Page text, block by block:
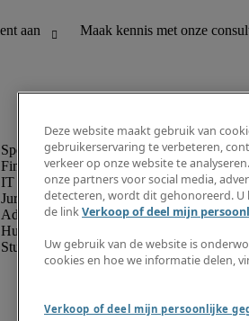
Finance en boekhouding
IT en digital
Juridisch
Administratie en office support
Human resources
Student
Deze website maakt gebruik van
gebruikerservaring te verbeteren,
verkeer op onze website te
onze partners voor social media,
detecteren, wordt dit gehonoreerd. U
de linkVerkoop of deel mijn
Uw gebruik van de website is
cookies en hoe we informatie delen,
Verkoop of deel mijn persoonlijke